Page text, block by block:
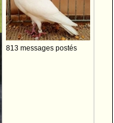
813 messages postés